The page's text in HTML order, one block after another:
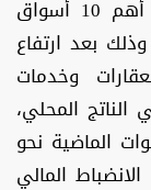
مدروسة بما يمكنها من أن تصبح من أهم 10 أسواق
مستوى العالم بحلول 2030، وذلك بعد ارتفاع
وخدمات
%10 من إجمالي الناتج المحلي،
الماضية نحو
المالي